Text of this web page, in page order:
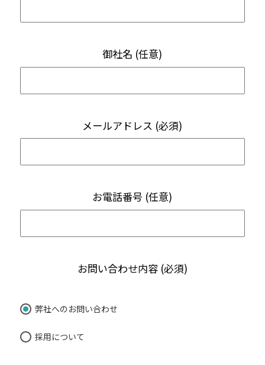
御社名 (任意)
メールアドレス (必須)
お電話番号 (任意)
お問い合わせ内容 (必須)
弊社へのお問い合わせ
採用について